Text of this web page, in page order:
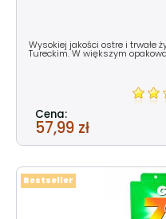
Wysokiej jakości ostre i trwałe
Tureckim. W większym
Cena:
57,99 zł
Bestseller